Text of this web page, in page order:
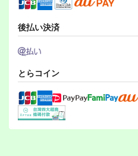
後払い決済
とらコイン